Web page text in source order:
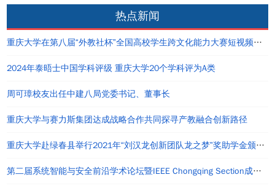
热点新闻
重庆大学在第八届“外教社杯”全国高校学生跨文化能力大赛短视频大赛中荣获佳绩
2024年泰晤士中国学科评级 重庆大学20个学科评为A类
周可璋校友出任中建八局党委书记、董事长
重庆大学与赛力斯集团达成战略合作共同探寻产教融合创新路径
重庆大学赴绿春县举行2021年“刘汉龙创新团队龙之梦”奖助学金颁发仪式
第二届系统智能与安全前沿学术论坛暨IEEE Chongqing Section成立仪式在重庆举办